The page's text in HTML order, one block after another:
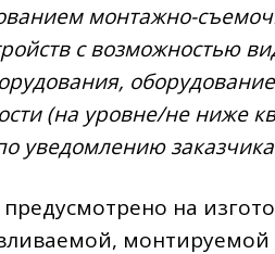
монтажно-
с возможностью
(на уровне/не ниже
уведомлению
на